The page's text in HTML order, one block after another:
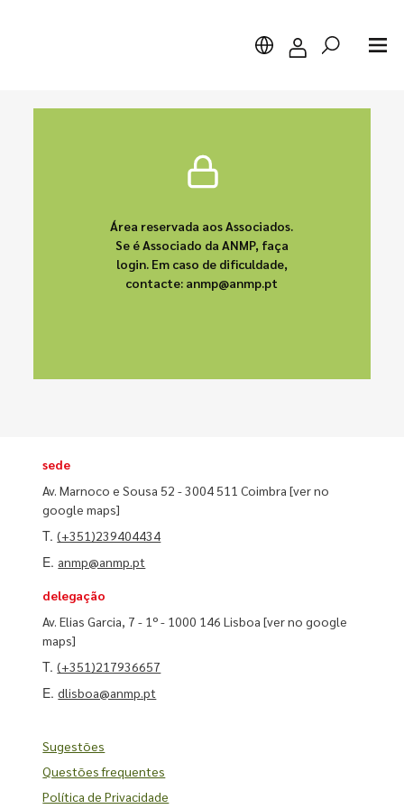
Área reservada aos Associados.
Se é Associado da ANMP, faça
login. Em caso de dificuldade,
contacte: anmp@anmp.pt
sede
Av. Marnoco e Sousa 52 - 3004 511 Coimbra[ver no
google maps]
T.(+351)239404434
E. anmp@anmp.pt
delegação
Av. Elias Garcia, 7 - 1º - 1000 146 Lisboa[ver no google
maps]
T.(+351)217936657
E.dlisboa@anmp.pt
Sugestões
Questões frequentes
Política de Privacidade